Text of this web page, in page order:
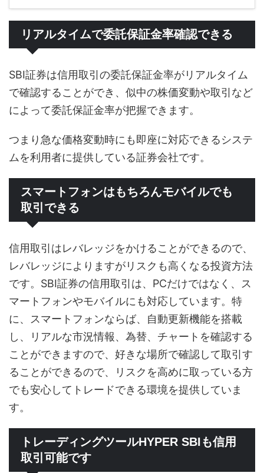
リアルタイムで委託保証金率確認できる
SBI証券は信用取引の委託保証金率がリアルタイム
で確認することができ、似中の株価変動や取引など
によって委託保証金率が把握できます。
つまり急な価格変動時にも即座に対応できるシステ
ムを利用者に提供している証券会社です。
スマートフォンはもちろんモバイルでも
取引できる
信用取引はレバレッジをかけることができるので、
レバレッジによりますがリスクも高くなる投資方法
です。SBI証券の信用取引は、PCだけではなく、ス
マートフォンやモバイルにも対応しています。特
に、スマートフォンならば、自動更新機能を搭載
し、リアルな市況情報、為替、チャートを確認する
ことができますので、好きな場所で確認して取引す
ることができるので、リスクを高めに取っている方
でも安心してトレードできる環境を提供していま
す。
トレーディングツールHYPER SBIも信用
取引可能です